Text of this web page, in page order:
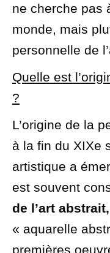
ne cherche pas
monde, mais
personnelle de
Quelle est
?
L’origine de la
à la fin du XIXe
artistique a
est souvent
de l’art abstrait,
« aquarelle
premières